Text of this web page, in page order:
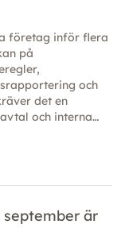
företag inför flera
på
och
det en
och interna
är